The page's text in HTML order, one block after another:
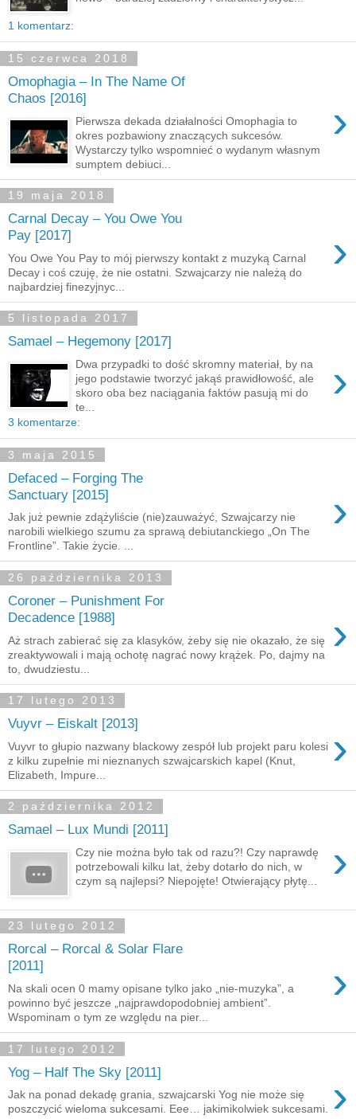
1 komentarz:
15 czerwca 2018
Omophagia – In The Name Of
Chaos [2016]
›
Pierwsza dekada działalności Omophagia to
okres pozbawiony znaczących sukcesów.
Wystarczy tylko wspomnieć o wydanym własnym
sumptem debiuci...
19 maja 2018
Carnal Decay – You Owe You
Pay [2017]
›
You Owe You Pay to mój pierwszy kontakt z muzyką Carnal
Decay i coś czuję, że nie ostatni. Szwajcarzy nie należą do
najbardziej finezyjnyc...
5 listopada 2017
Samael – Hegemony [2017]
›
Dwa przypadki to dość skromny materiał, by na
jego podstawie tworzyć jakąś prawidłowość, ale
skoro oba bez naciągania faktów pasują mi do
te...
3 komentarze:
3 maja 2015
Defaced – Forging The
Sanctuary [2015]
›
Jak już pewnie zdążyliście (nie)zauważyć, Szwajcarzy nie
narobili wielkiego szumu za sprawą debiutanckiego „On The
Frontline”. Takie życie. ...
26 października 2013
Coroner – Punishment For
Decadence [1988]
›
Aż strach zabierać się za klasyków, żeby się nie okazało, że się
zreaktywowali i mają ochotę nagrać nowy krążek. Po, dajmy na
to, dwudziestu...
17 lutego 2013
Vuyvr – Eiskalt [2013] ›
Vuyvr to głupio nazwany blackowy zespół lub projekt paru kolesi
z kilku zupełnie mi nieznanych szwajcarskich kapel (Knut,
Elizabeth, Impure...
2 października 2012
Samael – Lux Mundi [2011]
›
Czy nie można było tak od razu?! Czy naprawdę
potrzebowali kilku lat, żeby dotarło do nich, w
czym są najlepsi? Niepojęte! Otwierający płytę...
23 lutego 2012
Rorcal – Rorcal & Solar Flare
[2011]
›
Na skali ocen 0 mamy opisane tylko jako „nie-muzyka”, a
powinno być jeszcze „najprawdopodobniej ambient”.
Wspominam o tym ze względu na pier...
17 lutego 2012
Yog – Half The Sky [2011] ›
Jak na ponad dekadę grania, szwajcarski Yog nie może się
poszczycić wieloma sukcesami. Eee… jakimikolwiek sukcesami.